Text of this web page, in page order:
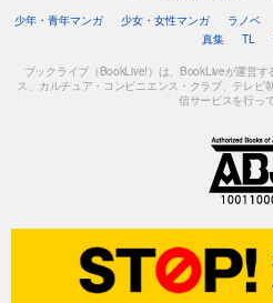
少年・青年マンガ
少女・女性マンガ ラノベ
真集
TL
ブックライブ（BookLive!）は、BookLiveが運営
ス、カルチュア・コンビニエンス・クラブ、テレビ
信サービスを行っ